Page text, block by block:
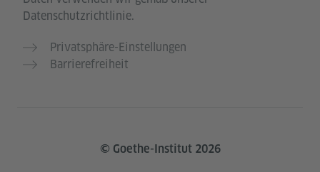
Datenschutzrichtlinie.
Privatsphäre-Einstellungen
Barrierefreiheit
© Goethe-Institut 2026